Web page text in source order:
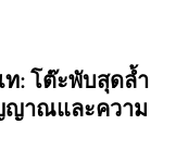
ท: โต๊ะพับสุดล้ำ
ญาณและความ